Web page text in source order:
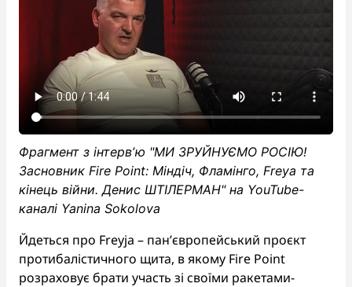
Фрагмент з інтервʼю "МИ ЗРУЙНУЄМО РОСІЮ!
Засновник Fire Point: Міндіч, Фламінго, Freya та
кінець війни. Денис ШТІЛЕРМАН" на YouTube-
каналі Yanina Sokolova
Йдеться про Freyja – пан’європейський проєкт
протибалістичного щита, в якому Fire Point
розраховує брати участь зі своїми ракетами-